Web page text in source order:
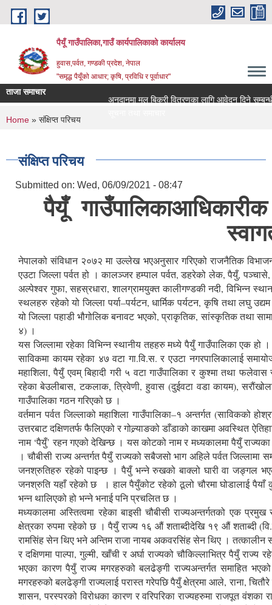
Skip to main content
पैयूँ गाउँपालिका,गाउँ कार्यपालिकाको कार्यालय
हुवास,पर्वत, गण्डकी प्रदेश, नेपाल
"समृद्ध पैयूँको आधार; कृषि, प्रविधि र पूर्वाधार"
ताजा समाचार
अनुदानमा मल बिक्री वितरणका लागि आवेदन दिने सम्बन्धी
You are here
Home » संक्षिप्त परिचय
संक्षिप्त परिचय
Submitted on: Wed, 06/09/2021 - 08:47
पैयूँ गाउँपालिकाआधिकारीक
नेपालको संविधान २०७२ मा उल्लेख भएअनुसार गरिएको राजनैतिक
एउटा जिल्ला पर्वत हो । कालञ्जर हम्पाल पर्वत, डहरेको लेक, पैयुँ, पञ्चासे,
अल्पेश्वर गुफा, सहस्रधारा, शालग्रामयुक्त कालीगण्डकी नदी, विभिन्न
स्थलहरु रहेको यो जिल्ला पर्या–पर्यटन, धार्मिक पर्यटन, कृषि तथा लघु
यो जिल्ला पहाडी भौगोलिक बनावट भएको, प्राकृतिक, सांस्कृतिक तथा
४) ।
यस जिल्लामा रहेका विभिन्न स्थानीय तहहरु मध्ये पैयुँ गाउँपालिका एक
साविकमा कायम रहेका ४७ वटा गा.वि.स. र एउटा नगरपालिकालाई
महाशिला, पैयुँ एवम् बिहादी गरी ५ वटा गाउँपालिका र कुश्मा तथा
रहेका बेउलीबास, टकलाक, त्रिवेणी, हुवास (दुईवटा वडा कायम),
गाउँपालिका गठन गरिएको छ ।
वर्तमान पर्वत जिल्लाको महाशिला गाउँपालिका–१ अन्तर्गत (साविकको
उत्तरबाट दक्षिणतर्फ फैलिएको र गोल्र्याङको डाँडाको काखमा अवस्थित
नाम ‘पैयुँ’ रहन गएको देखिन्छ । यस कोटको नाम र मध्यकालमा पैयुँ राज्यका
। चौबीसी राज्य अन्तर्गत पैयुँ राज्यको सबैजसो भाग अहिले पर्वत
जनश्रुतिहरु रहेको पाइन्छ । पैयुँ भन्ने रुखको बाक्लो घारी वा जङ्गल
जनश्रुति यहाँ रहेको छ । हाल पैयुँकोट रहेको ठूलो चौरमा घोडालाई पैयाँ
भन्न थालिएको हो भन्ने भनाई पनि प्रचलित छ ।
मध्यकालमा अस्तित्वमा रहेका बाइसी चौबीसी राज्यअन्तर्गतको एक
क्षेत्रका रुपमा रहेको छ । पैयुँ राज्य १६ औं शताब्दीदेखि १९ औं शताब्दी
रामसिंह सेन थिए भने अन्तिम राजा नायब अकवरसिंह सेन थिए । तत्कालीन
र दक्षिणमा पाल्पा, गुल्मी, खाँची र अर्घा राज्यको चौकिल्लाभित्र पैयुँ
भएका कारण पैयुँ राज्य मगरहरुको बलढेङ्गी राज्यअन्तर्गत समाहित
मगरहरुको बलढेङ्गी राज्यलाई परास्त गरेपछि पैयुँ क्षेत्रमा आले, राना,
शासन, परस्परको विरोधका कारण र वरिपरिका राज्यहरुमा राजपूत